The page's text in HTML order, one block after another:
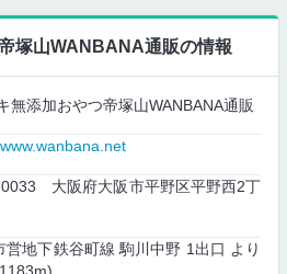
塚山WANBANA通販の情報
無添加おやつ帝塚山WANBANA通販
大阪府大阪市平野区平野西2丁
営地下鉄谷町線 駒川中野 1出口 より